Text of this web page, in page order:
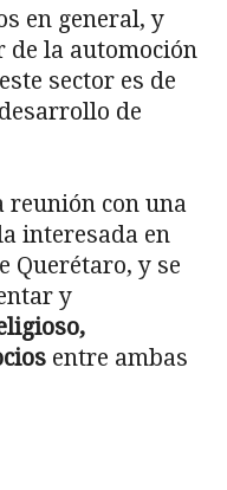
en general, y
de la automoción
sector es de
de
reunión con una
interesada en
Querétaro, y se
y
entre ambas